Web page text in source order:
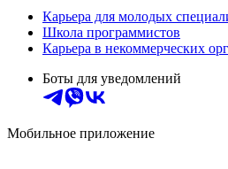
Карьера для молодых
Школа программистов
Карьера в некоммерческих
Боты для уведомлений
Мобильное приложение